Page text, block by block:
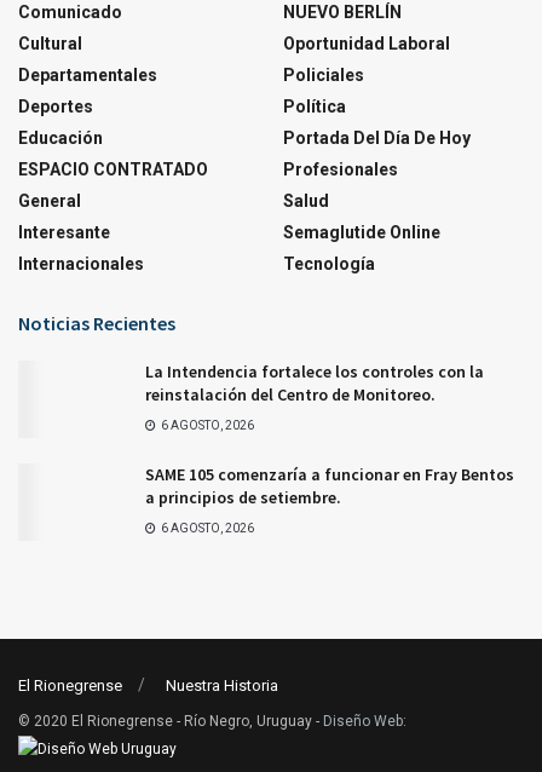
Comunicado
Cultural
Departamentales
Deportes
Educación
ESPACIO CONTRATADO
General
Interesante
Internacionales
NUEVO BERLÍN
Oportunidad Laboral
Policiales
Política
Portada Del Día De Hoy
Profesionales
Salud
Semaglutide Online
Tecnología
Noticias Recientes
La Intendencia fortalece los controles con la
reinstalación del Centro de Monitoreo.
6 AGOSTO, 2026
SAME 105 comenzaría a funcionar en Fray Bentos
a principios de setiembre.
6 AGOSTO, 2026
El Rionegrense Nuestra Historia
© 2020 El Rionegrense - Río Negro, Uruguay - Diseño Web: